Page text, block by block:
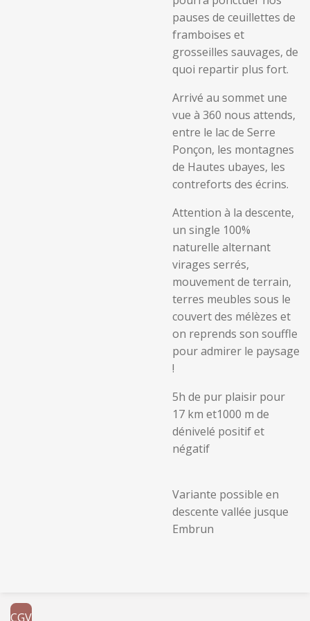
pauses de ceuillettes de
framboises et
grosseilles sauvages, de
quoi repartir plus fort.
Arrivé au sommet une
vue à 360 nous attends,
entre le lac de Serre
Ponçon, les montagnes
de Hautes ubayes, les
contreforts des écrins.
Attention à la descente,
un single 100%
naturelle alternant
virages serrés,
mouvement de terrain,
terres meubles sous le
couvert des mélèzes et
on reprends son souffle
pour admirer le paysage
!
5h de pur plaisir pour
17 km et1000 m de
dénivelé positif et
négatif
Variante possible en
descente vallée jusque
Embrun
CGV